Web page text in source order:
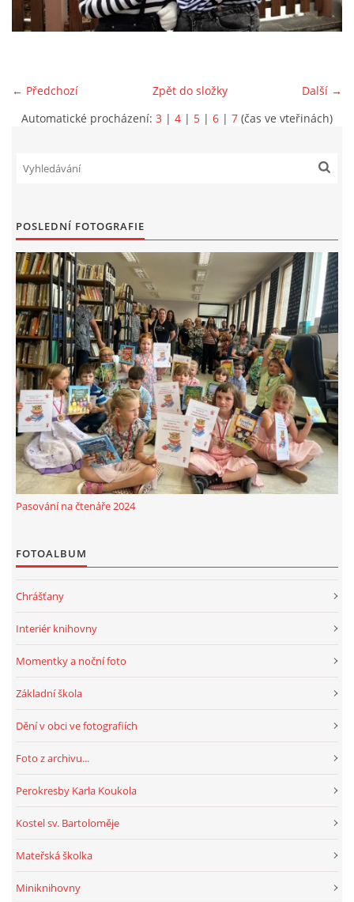
VIDEA Z DRONU
"KNIHOBUDKY"
ČASOSBĚRY - CHRÁŠŤANY
PROJEKT FLYNN "KNIHOVNA" CARSEN
E-KNIHY DO KAŽDÉ KNIHOVNY
GRANTY A DOTACE
MOBILNÍ APLIKACE
FREE WIFI
VÝZNAČNÍ RODÁCI
FOTOALBUM
PODĚKOVÁNÍ
SLUŽBY
HRY, KVÍZY, VZDĚLÁVÁNÍ ON-LINE
← Předchozí Další →
Zpět do složky
Automatické procházení: 3 | 4 | 5 | 6 | 7 (čas ve vteřinách)
POSLEDNÍ FOTOGRAFIE
Pasování na čtenáře 2024
FOTOALBUM
Chrášťany
Interiér knihovny
Momentky a noční foto
Základní škola
Dění v obci ve fotografiích
Foto z archivu...
Perokresby Karla Koukola
Kostel sv. Bartoloměje
Mateřská školka
Miniknihovny